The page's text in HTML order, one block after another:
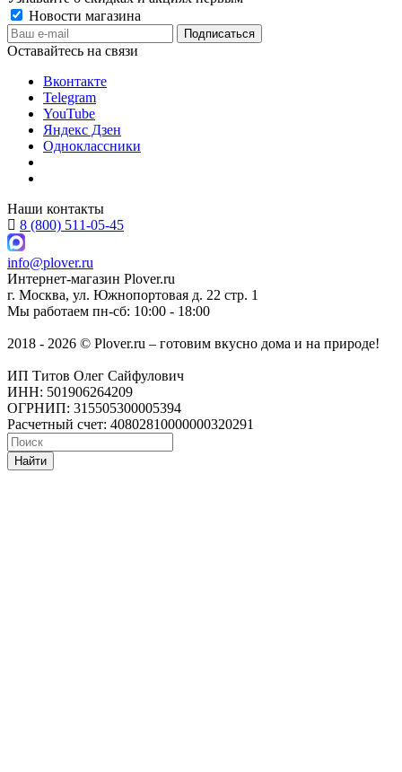
Новости магазина
Оставайтесь на связи
Вконтакте
Telegram
YouTube
Яндекс Дзен
Одноклассники
Наши контакты
8 (800) 511-05-45
info@plover.ru
Интернет-магазин Plover.ru
г. Москва, ул. Южнопортовая д. 22 стр. 1
Мы работаем пн-сб: 10:00 - 18:00
2018 - 2026 © Plover.ru – готовим вкусно дома и на природе!
ИП Титов Олег Сайфулович
ИНН: 501906264209
ОГРНИП: 315505300005394
Расчетный счет: 40802810000000320291
Найти